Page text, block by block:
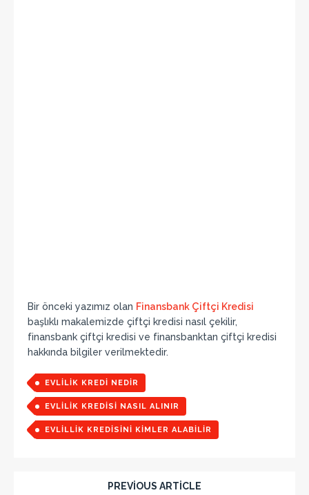
Bir önceki yazımız olan Finansbank Çiftçi Kredisi
başlıklı makalemizde çiftçi kredisi nasıl çekilir,
finansbank çiftçi kredisi ve finansbanktan çiftçi kredisi
hakkında bilgiler verilmektedir.
EVLILIK KREDI NEDIR
EVLILIK KREDISI NASIL ALINIR
EVLILLIK KREDISINI KIMLER ALABILIR
PREVIOUS ARTICLE